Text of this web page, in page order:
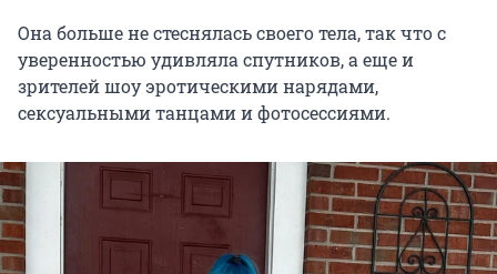
Она больше не стеснялась своего тела, так что с
уверенностью удивляла спутников, а еще и
зрителей шоу эротическими нарядами,
сексуальными танцами и фотосессиями.